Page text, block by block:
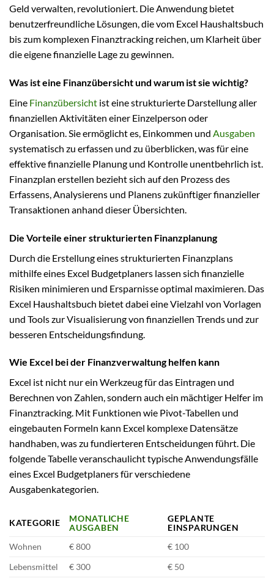
Geld verwalten, revolutioniert. Die Anwendung bietet
benutzerfreundliche Lösungen, die vom Excel Haushaltsbuch
bis zum komplexen Finanztracking reichen, um Klarheit über
die eigene finanzielle Lage zu gewinnen.
Was ist eine Finanzübersicht und warum ist sie wichtig?
Eine Finanzübersicht ist eine strukturierte Darstellung aller
finanziellen Aktivitäten einer Einzelperson oder
Organisation. Sie ermöglicht es, Einkommen und Ausgaben
systematisch zu erfassen und zu überblicken, was für eine
effektive finanzielle Planung und Kontrolle unentbehrlich ist.
Finanzplan erstellen bezieht sich auf den Prozess des
Erfassens, Analysierens und Planens zukünftiger finanzieller
Transaktionen anhand dieser Übersichten.
Die Vorteile einer strukturierten Finanzplanung
Durch die Erstellung eines strukturierten Finanzplans
mithilfe eines Excel Budgetplaners lassen sich finanzielle
Risiken minimieren und Ersparnisse optimal maximieren. Das
Excel Haushaltsbuch bietet dabei eine Vielzahl von Vorlagen
und Tools zur Visualisierung von finanziellen Trends und zur
besseren Entscheidungsfindung.
Wie Excel bei der Finanzverwaltung helfen kann
Excel ist nicht nur ein Werkzeug für das Eintragen und
Berechnen von Zahlen, sondern auch ein mächtiger Helfer im
Finanztracking. Mit Funktionen wie Pivot-Tabellen und
eingebauten Formeln kann Excel komplexe Datensätze
handhaben, was zu fundierteren Entscheidungen führt. Die
folgende Tabelle veranschaulicht typische Anwendungsfälle
eines Excel Budgetplaners für verschiedene
Ausgabenkategorien.
KATEGORIE
MONATLICHE
AUSGABEN
GEPLANTE
EINSPARUNGEN
Wohnen
€ 800
€ 100
Lebensmittel
€ 300
€ 50